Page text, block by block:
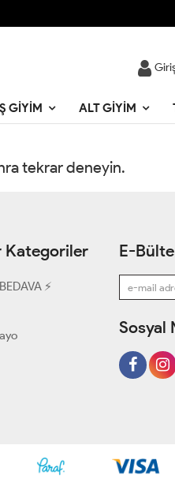
GIYIM ALT GIYIM
tekrar deneyin.
Kategoriler
⚡
E-
Sosyal